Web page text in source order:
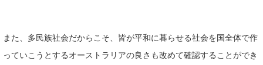
また、多民族社会だからこそ、皆が平和に暮らせる社会を国全体で作
っていこうとするオーストラリアの良さも改めて確認することができ